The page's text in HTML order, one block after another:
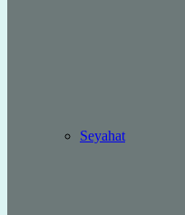
Seyahat